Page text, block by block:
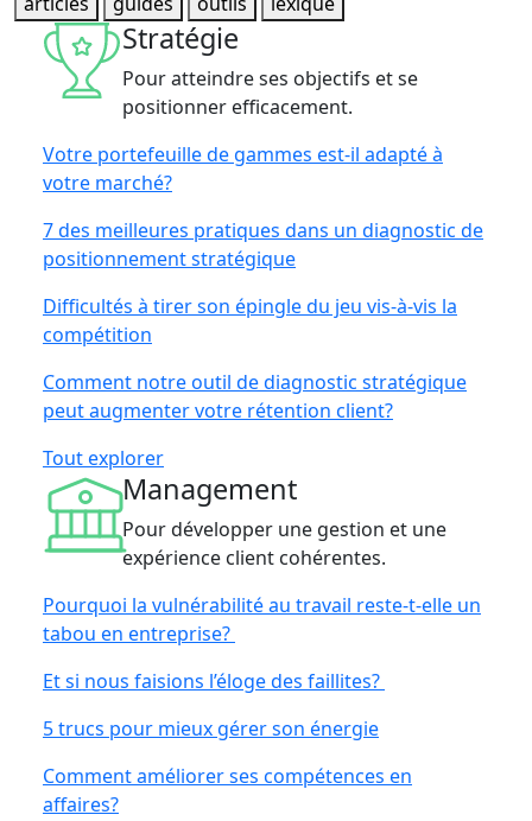
Stratégie
Pour atteindre ses objectifs et se
positionner efficacement.
Votre portefeuille de gammes est-il adapté à
votre marché?
7 des meilleures pratiques dans un diagnostic de
positionnement stratégique
Difficultés à tirer son épingle du jeu vis-à-vis la
compétition
Comment notre outil de diagnostic stratégique
peut augmenter votre rétention client?
Tout explorer
Management
Pour développer une gestion et une
expérience client cohérentes.
Pourquoi la vulnérabilité au travail reste-t-elle un
tabou en entreprise?
Et si nous faisions l’éloge des faillites?
5 trucs pour mieux gérer son énergie
Comment améliorer ses compétences en
affaires?